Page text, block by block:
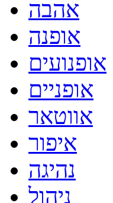
אהבה
אופנה
אופנועים
אופניים
אווטאר
איפור
נהיגה
ניהול